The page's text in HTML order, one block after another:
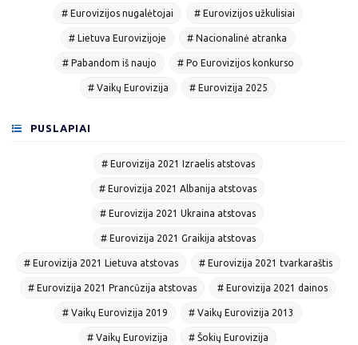
# Eurovizijos nugalėtojai # Eurovizijos užkulisiai
# Lietuva Eurovizijoje # Nacionalinė atranka
# Pabandom iš naujo # Po Eurovizijos konkurso
# Vaikų Eurovizija # Eurovizija 2025
PUSLAPIAI
# Eurovizija 2021 Izraelis atstovas
# Eurovizija 2021 Albanija atstovas
# Eurovizija 2021 Ukraina atstovas
# Eurovizija 2021 Graikija atstovas
# Eurovizija 2021 Lietuva atstovas # Eurovizija 2021 tvarkaraštis
# Eurovizija 2021 Prancūzija atstovas # Eurovizija 2021 dainos
# Vaikų Eurovizija 2019 # Vaikų Eurovizija 2013
# Vaikų Eurovizija # Šokių Eurovizija